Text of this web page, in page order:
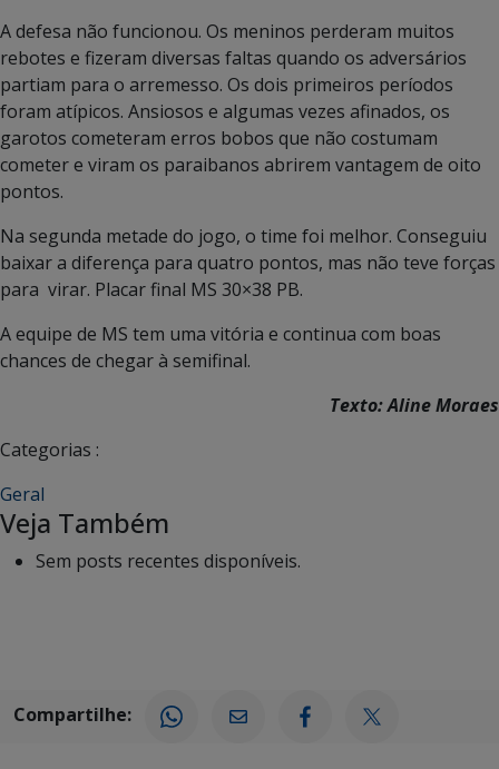
A defesa não funcionou. Os meninos perderam muitos
rebotes e fizeram diversas faltas quando os adversários
partiam para o arremesso. Os dois primeiros períodos
foram atípicos. Ansiosos e algumas vezes afinados, os
garotos cometeram erros bobos que não costumam
cometer e viram os paraibanos abrirem vantagem de oito
pontos.
Na segunda metade do jogo, o time foi melhor. Conseguiu
baixar a diferença para quatro pontos, mas não teve forças
para virar. Placar final MS 30×38 PB.
A equipe de MS tem uma vitória e continua com boas
chances de chegar à semifinal.
Texto: Aline Moraes
Categorias :
Geral
Veja Também
Sem posts recentes disponíveis.
Compartilhe: